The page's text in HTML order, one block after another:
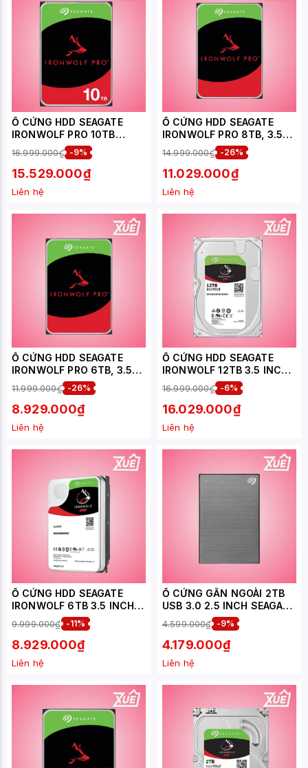
Ổ CỨNG HDD SEAGATE
IRONWOLF PRO 10TB
(ST10000NT001) (7200
RPM 256MB CACHE 3.5
INCH SATA3)
16.999.000₫ -9%
15.529.000₫
Liên hệ
Ổ CỨNG HDD SEAGATE
IRONWOLF PRO 8TB, 3.5
INCH, 7200RPM, SATA,
256MB CACHE
(ST8000NT001)
14.999.000₫ -26%
11.029.000₫
Liên hệ
Ổ CỨNG HDD SEAGATE
IRONWOLF PRO 6TB, 3.5
INCH, 7200RPM, SATA,
256MB CACHE
(ST6000NT001)
11.999.000₫ -26%
8.929.000₫
Liên hệ
Ổ CỨNG HDD SEAGATE
IRONWOLF 12TB 3.5 INCH,
7200RPM, SATA, 256 MB
CACHE (ST12000VN0008)
16.999.000₫ -6%
16.029.000₫
Liên hệ
Ổ CỨNG HDD SEAGATE
IRONWOLF 6TB 3.5 INCH,
5400RPM, SATA3, 256 MB
CACHE ( ST6000VN006 )
9.999.000₫ -11%
8.929.000₫
Liên hệ
Ổ CỨNG GẮN NGOÀI 2TB
USB 3.0 2.5 INCH SEAGATE
ONE TOUCH XÁM -
STKY2000404
4.599.000₫ -9%
4.179.000₫
Liên hệ